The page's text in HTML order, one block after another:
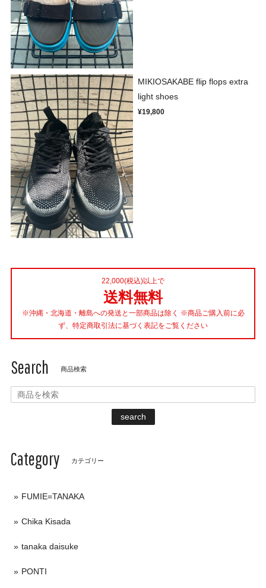
MIKIOSAKABE flip flops extra
light shoes
¥19,800
22,000(税込)以上で
送料無料
※沖縄・北海道・離島への発送と一部商品は除く ※商品ご購入前に必
ず、特定商取引法に基づく表記をご覧ください
Search 商品検索
search
Category カテゴリー
FUMIE=TANAKA
Chika Kisada
tanaka daisuke
PONTI